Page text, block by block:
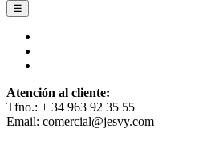
☰
Atención al cliente:
Tfno.: + 34 963 92 35 55
Email: comercial@jesvy.com